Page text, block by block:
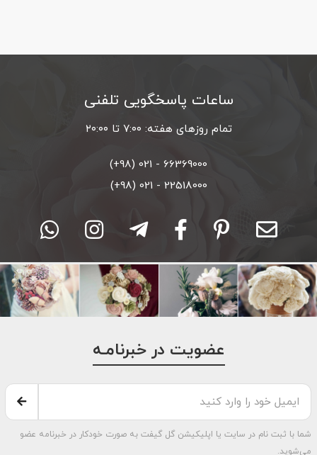
ساعات پاسخگویی تلفنی
تمام روزهای هفته: ۷:۰۰ تا ۲۰:۰۰
66369000 - 021 (98+)
22518000 - 021 (98+)
عضویت در خبرنامـه
شما با ثبت نام در سایت یا اپلیکیشن گل گیفت به صورت خودکار در خبرنامه عضو
می‌شوید.